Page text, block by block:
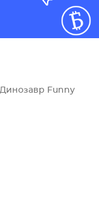
Funny